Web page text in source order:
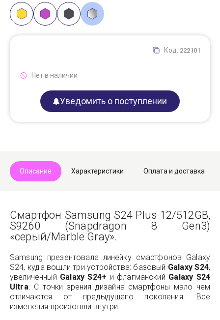
Код: 222101
Нет в наличии
Уведомить о поступлении
Описание Характеристики Оплата и доставка
Смартфон Samsung S24 Plus 12/512GB,
S9260 (Snapdragon 8 Gen3)
«серый/Marble Gray».
Samsung презентовала линейку смартфонов Galaxy
S24, куда вошли три устройства: базовый Galaxy S24,
увеличенный Galaxy S24+ и флагманский Galaxy S24
Ultra. С точки зрения дизайна смартфоны мало чем
отличаются от предыдущего поколения. Все
изменения произошли внутри.